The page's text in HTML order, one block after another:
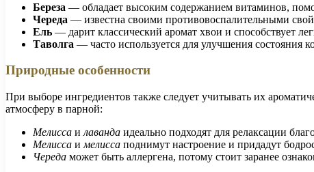
Береза — обладает высоким содержанием витаминов,
Череда — известна своими противовоспалительными
Ель — дарит классический аромат хвои и способствует
Таволга — часто используется для улучшения состояния
Природные особенности
При выборе ингредиентов также следует учитывать их
атмосферу в парной:
Мелисса и лаванда идеально подходят для релаксации
Мелисса и мелисса поднимут настроение и придадут
Череда может быть аллергена, потому стоит заранее